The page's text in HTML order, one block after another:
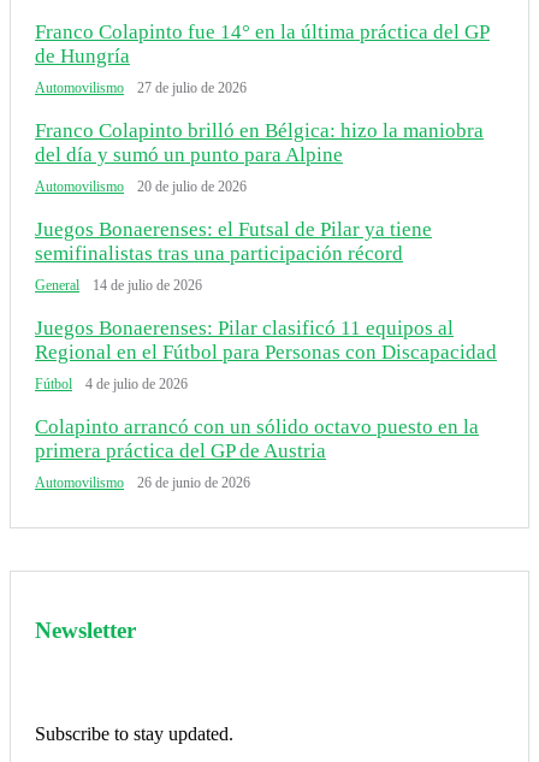
Franco Colapinto fue 14° en la última práctica del GP
de Hungría
Automovilismo 27 de julio de 2026
Franco Colapinto brilló en Bélgica: hizo la maniobra
del día y sumó un punto para Alpine
Automovilismo 20 de julio de 2026
Juegos Bonaerenses: el Futsal de Pilar ya tiene
semifinalistas tras una participación récord
General 14 de julio de 2026
Juegos Bonaerenses: Pilar clasificó 11 equipos al
Regional en el Fútbol para Personas con Discapacidad
Fútbol 4 de julio de 2026
Colapinto arrancó con un sólido octavo puesto en la
primera práctica del GP de Austria
Automovilismo 26 de junio de 2026
Newsletter
Subscribe to stay updated.